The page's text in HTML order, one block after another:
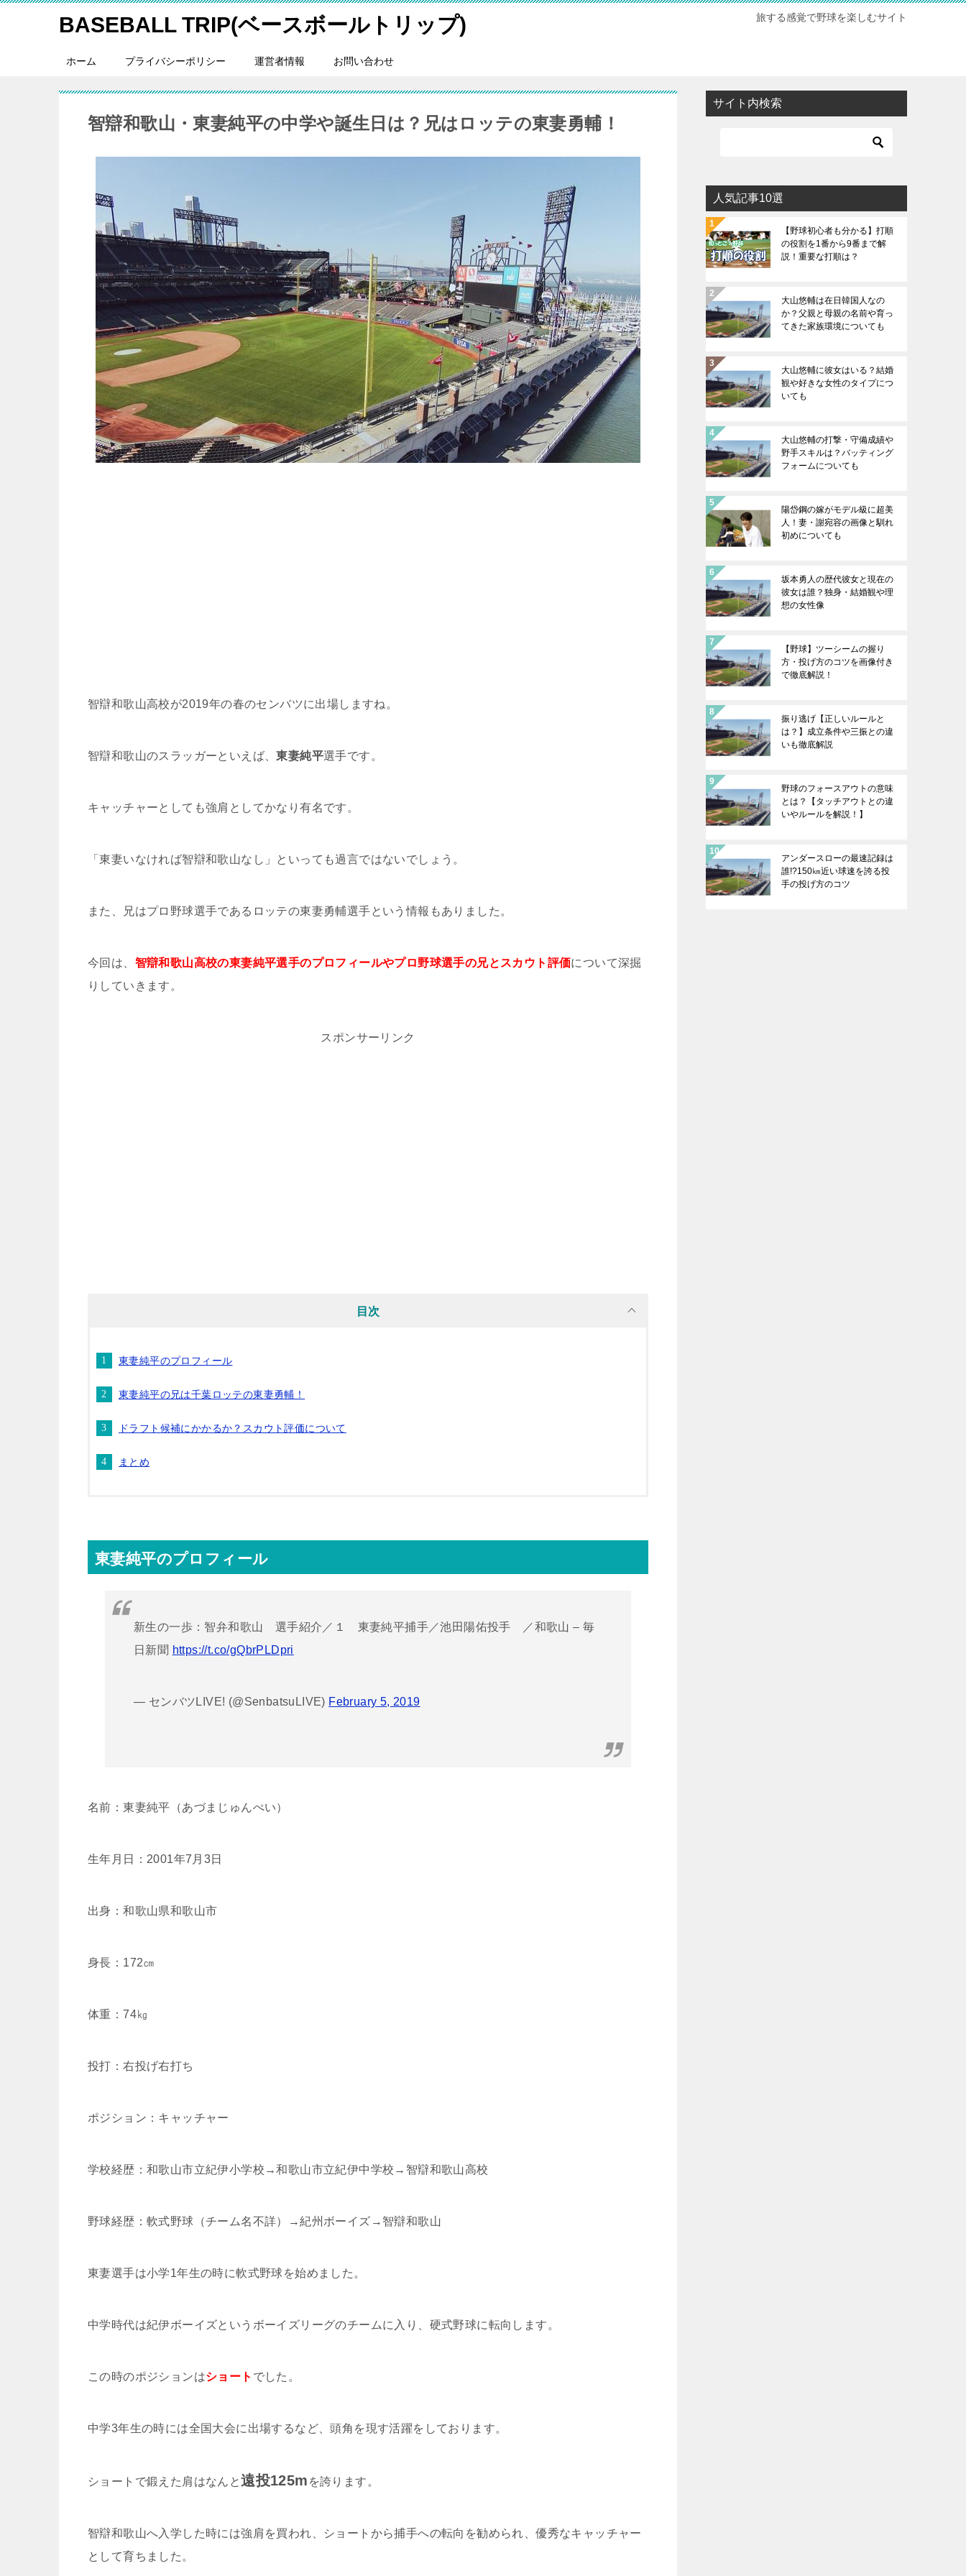
BASEBALL TRIP(ベースボールトリップ) 旅する感覚で野球を楽しむサイト
ホーム プライバシーポリシー 運営者情報 お問い合わせ
智辯和歌山・東妻純平の中学や誕生日は？兄はロッテの東妻勇輔！
智辯和歌山高校が2019年の春のセンバツに出場しますね。
智辯和歌山のスラッガーといえば、東妻純平選手です。
キャッチャーとしても強肩としてかなり有名です。
「東妻いなければ智辯和歌山なし」といっても過言ではないでしょう。
また、兄はプロ野球選手であるロッテの東妻勇輔選手という情報もありました。
今回は、 智辯和歌山高校の東妻純平選手のプロフィールやプロ野球選手の兄とスカウト評価について深掘
りしていきます。
スポンサーリンク
目次
東妻純平のプロフィール
東妻純平の兄は千葉ロッテの東妻勇輔！
ドラフト候補にかかるか？スカウト評価について
まとめ
東妻純平のプロフィール
新生の一歩：智弁和歌山 選手紹介／１ 東妻純平捕手／池田陽佑投手 ／和歌山 – 毎
日新聞 https://t.co/gQbrPLDpri
— センバツLIVE! (@SenbatsuLIVE) February 5, 2019
名前：東妻純平（あづまじゅんぺい）
生年月日：2001年7月3日
出身：和歌山県和歌山市
身長：172㎝
体重：74㎏
投打：右投げ右打ち
ポジション：キャッチャー
学校経歴：和歌山市立紀伊小学校→和歌山市立紀伊中学校→智辯和歌山高校
野球経歴：軟式野球（チーム名不詳）→紀州ボーイズ→智辯和歌山
東妻選手は小学1年生の時に軟式野球を始めました。
中学時代は紀伊ボーイズというボーイズリーグのチームに入り、硬式野球に転向します。
この時のポジションはショート でした。
中学3年生の時には全国大会に出場するなど、頭角を現す活躍をしております。
ショートで鍛えた肩はなんと遠投125m を誇ります。
智辯和歌山へ入学した時には強肩を買われ、ショートから捕手への転向を勧められ、優秀なキャッチャー
として育ちました。
サイト内検索
人気記事10選
【野球初心者も分かる】打順
の役割を1番から9番まで解
説！重要な打順は？
大山悠輔は在日韓国人なの
か？父親と母親の名前や育っ
てきた家族環境についても
大山悠輔に彼女はいる？結婚
観や好きな女性のタイプにつ
いても
大山悠輔の打撃・守備成績や
野手スキルは？バッティング
フォームについても
陽岱鋼の嫁がモデル級に超美
人！妻・謝宛容の画像と馴れ
初めについても
坂本勇人の歴代彼女と現在の
彼女は誰？独身・結婚観や理
想の女性像
【野球】ツーシームの握り
方・投げ方のコツを画像付き
で徹底解説！
振り逃げ【正しいルールと
は？】成立条件や三振との違
いも徹底解説
野球のフォースアウトの意味
とは？【タッチアウトとの違
いやルールを解説！】
アンダースローの最速記録は
誰!?150㎞近い球速を誇る投
手の投げ方のコツ